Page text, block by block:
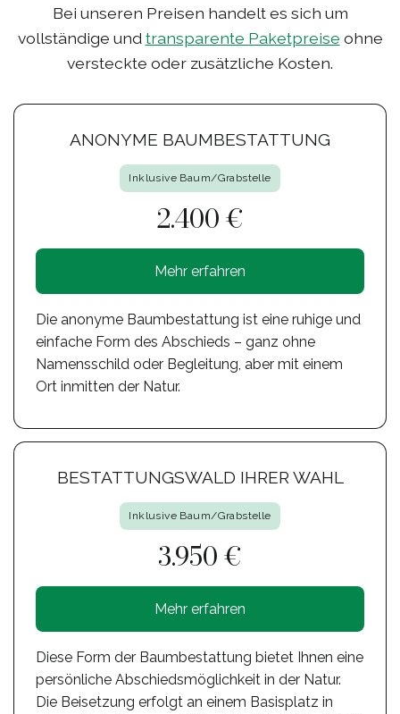
Bei unseren Preisen handelt es sich um
vollständige und transparente Paketpreise ohne
versteckte oder zusätzliche Kosten.
ANONYME BAUMBESTATTUNG
Inklusive Baum/Grabstelle
2.400 €
Mehr erfahren
Die anonyme Baumbestattung ist eine ruhige und
einfache Form des Abschieds – ganz ohne
Namensschild oder Begleitung, aber mit einem
Ort inmitten der Natur.
BESTATTUNGSWALD IHRER WAHL
Inklusive Baum/Grabstelle
3.950 €
Mehr erfahren
Diese Form der Baumbestattung bietet Ihnen eine
persönliche Abschiedsmöglichkeit in der Natur.
Die Beisetzung erfolgt an einem Basisplatz in